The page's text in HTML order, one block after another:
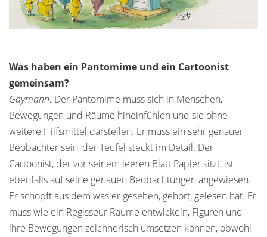
Was haben ein Pantomime und ein Cartoonist
gemeinsam?
Gaymann: Der Pantomime muss sich in Menschen,
Bewegungen und Räume hineinfühlen und sie ohne
weitere Hilfsmittel darstellen. Er muss ein sehr genauer
Beobachter sein, der Teufel steckt im Detail. Der
Cartoonist, der vor seinem leeren Blatt Papier sitzt, ist
ebenfalls auf seine genauen Beobachtungen angewiesen.
Er schöpft aus dem was er gesehen, gehört, gelesen hat. Er
muss wie ein Regisseur Räume entwickeln, Figuren und
ihre Bewegungen zeichnerisch umsetzen können, obwohl